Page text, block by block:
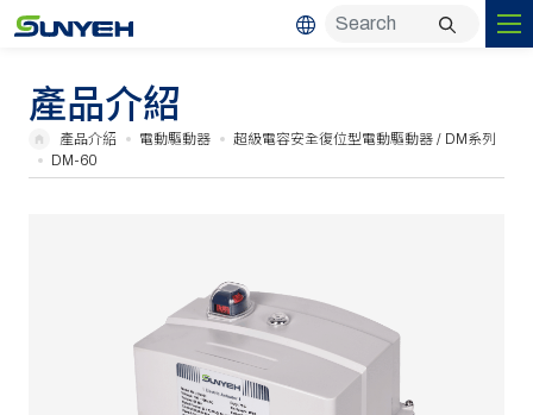
產品介紹
產品介紹 電動驅動器
超級電容安全復位型電動驅動器 / DM系列
DM-60